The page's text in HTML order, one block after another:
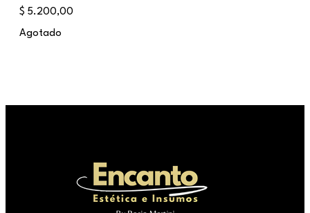
$ 5.200,00
Agotado